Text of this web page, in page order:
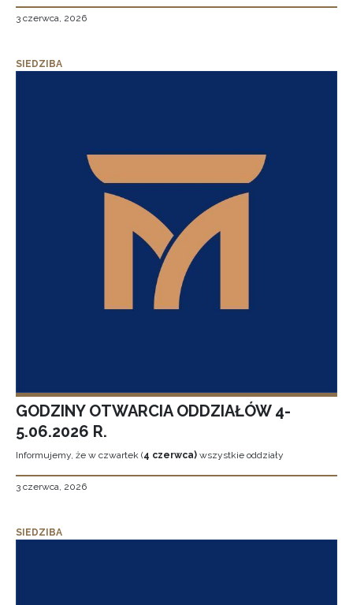
3 czerwca, 2026
SIEDZIBA
GODZINY OTWARCIA ODDZIAŁÓW 4-
5.06.2026 R.
Informujemy, że w czwartek (4 czerwca) wszystkie oddziały
3 czerwca, 2026
SIEDZIBA